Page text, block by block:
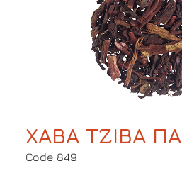
ΧΑΒΑ ΤΖΙΒΑ
Code 849